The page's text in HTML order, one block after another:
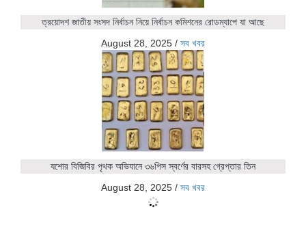
ত্রয়োদশ জাতীয় সংসদ নির্বাচন নিয়ে নির্বাচন কমিশনের রোডম্যাপে যা আছে
August 28, 2025 / সব খবর
যশোর বিজিবির পৃথক অভিযানে ৩৬পিস স্বর্ণের বারসহ গ্রেপ্তার তিন
August 28, 2025 / সব খবর